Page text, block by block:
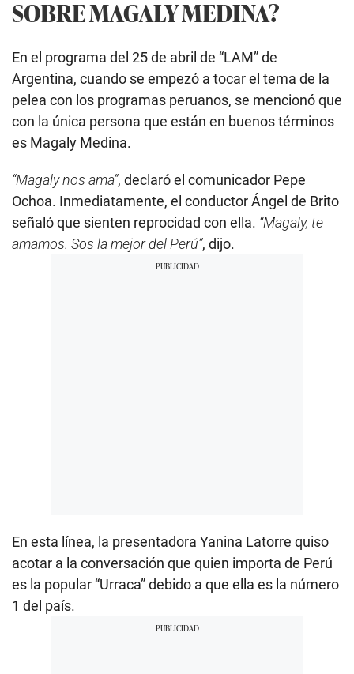
SOBRE MAGALY MEDINA?
En el programa del 25 de abril de “LAM” de
Argentina, cuando se empezó a tocar el tema de la
pelea con los programas peruanos, se mencionó que
con la única persona que están en buenos términos
es Magaly Medina.
“Magaly nos ama”, declaró el comunicador Pepe
Ochoa. Inmediatamente, el conductor Ángel de Brito
señaló que sienten reprocidad con ella. “Magaly, te
amamos. Sos la mejor del Perú”, dijo.
En esta línea, la presentadora Yanina Latorre quiso
acotar a la conversación que quien importa de Perú
es la popular “Urraca” debido a que ella es la número
1 del país.